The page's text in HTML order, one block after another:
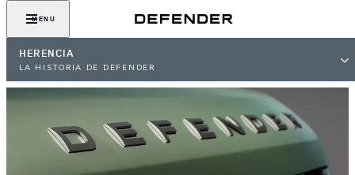
MENU
HERENCIA
LA HISTORIA DE DEFENDER